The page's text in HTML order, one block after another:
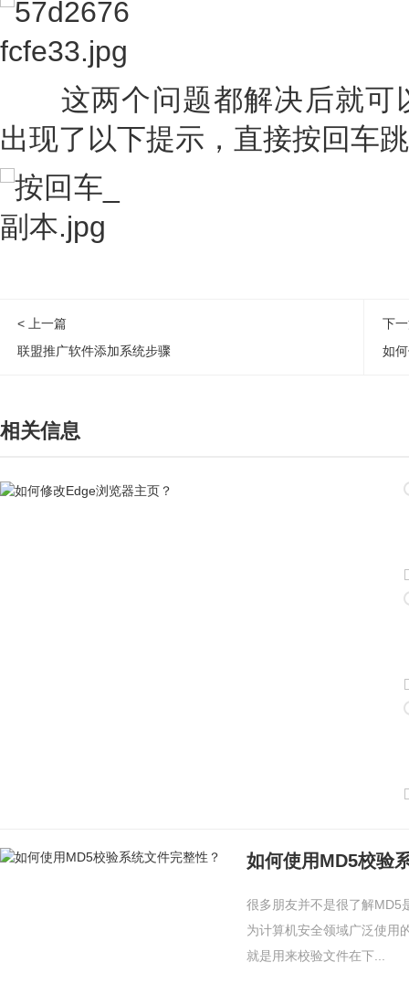
这两个问题都解决后就可
出现了以下提示，直接按回车
< 上一篇
联盟推广软件添加系统步骤
下
如
相关信息
如何使用MD5校验
很多朋友并不是很了解MD5
为计算机安全领域广泛使用
就是用来校验文件在下...